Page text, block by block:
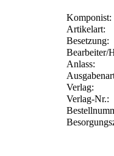
Komponist:
Artikelart:
Besetzung:
Bearbeiter/
Anlass:
Verlag:
Verlag-Nr.: